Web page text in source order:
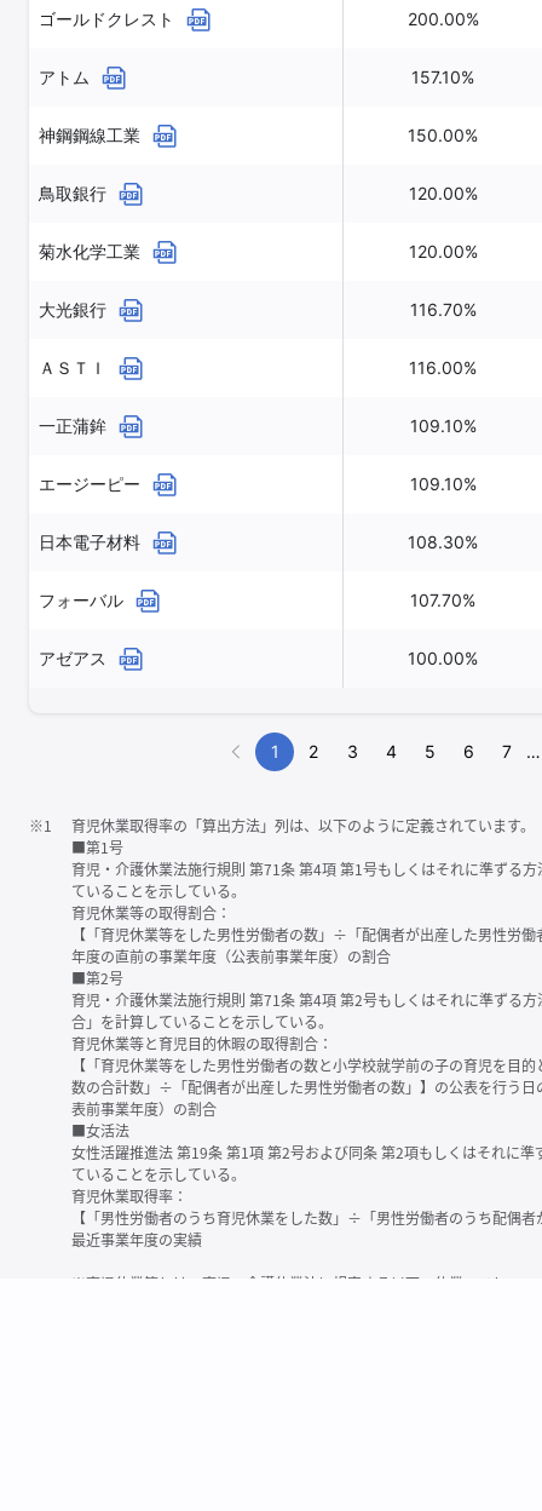
ゴールドクレスト 200.00%
アトム 157.10%
神鋼鋼線工業 150.00%
鳥取銀行 120.00%
菊水化学工業 120.00%
大光銀行 116.70%
ＡＳＴＩ 116.00%
一正蒲鉾 109.10%
エージーピー 109.10%
日本電子材料 108.30%
フォーバル 107.70%
アゼアス 100.00%
1 2 3 4 5 6 7 …
※1
育児休業取得率の「算出方法」列は、以下のように定義されています。
■第1号
育児・介護休業法施行規則 第71条 第4項 第1号もしくはそれに準ずる
ていることを示している。
育児休業等の取得割合：
【「育児休業等をした男性労働者の数」÷「配偶者が出産した男性労
年度の直前の事業年度（公表前事業年度）の割合
■第2号
育児・介護休業法施行規則 第71条 第4項 第2号もしくはそれに準ずる
合」を計算していることを示している。
育児休業等と育児目的休暇の取得割合：
【「育児休業等をした男性労働者の数と小学校就学前の子の育児を目
数の合計数」÷「配偶者が出産した男性労働者の数」】の公表を行う
表前事業年度）の割合
■女活法
女性活躍推進法 第19条 第1項 第2号および同条 第2項もしくはそれに
ていることを示している。
育児休業取得率：
【「男性労働者のうち育児休業をした数」÷「男性労働者のうち配偶
最近事業年度の実績
※育児休業等とは、育児・介護休業法に規定する以下の休業のこと